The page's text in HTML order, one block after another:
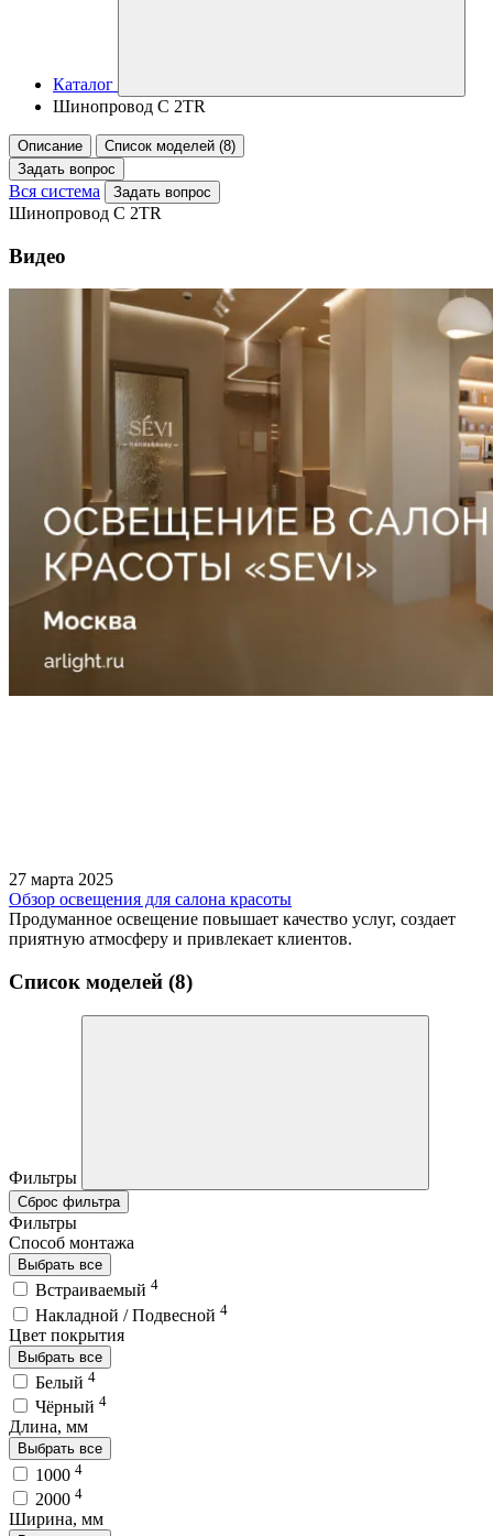
Каталог
Шинопровод C 2TR
Описание
Список моделей (8)
Задать вопрос
Вся система Задать вопрос
Шинопровод C 2TR
Видео
27 марта 2025
Обзор освещения для салона красоты
Продуманное освещение повышает качество услуг, создает
приятную атмосферу и привлекает клиентов.
Список моделей (8)
Фильтры
Сброс фильтра
Фильтры
Способ монтажа
Выбрать все
Встраиваемый 4
Накладной / Подвесной 4
Цвет покрытия
Выбрать все
Белый 4
Чёрный 4
Длина, мм
Выбрать все
1000 4
2000 4
Ширина, мм